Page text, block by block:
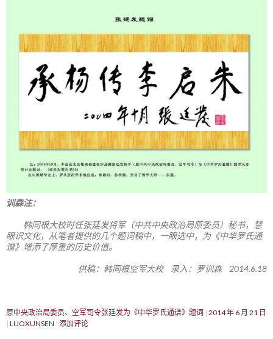
训森注：
韩同根大校时任张廷发将军（中共中央政治局原委员）秘书，慧
眼识文化，从笔者提供的几个题词稿中，一眼选中，为《中华罗氏通
谱》增添了厚重的历史价值。
供稿：韩同根空军大校 录入：罗训森 2014.6.18
原中央政治局委员、空军司令张廷发为《中华罗氏通谱》题词 2014 年 6 月 21 日
LUOXUNSEN 添加评论